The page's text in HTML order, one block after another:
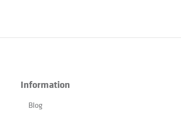
Information
Blog